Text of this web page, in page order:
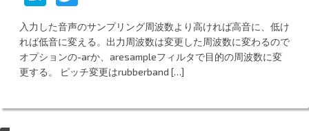
at
e
n
a
w
itt
er
入力した音声のサンプリング周波数より高ければ高音に、低け
れば低音に変える。出力周波数は変更した周波数に変わるので
オプションの-arか、aresampleフィルタで目的の周波数に変
更する。 ピッチ変更はrubberband […]